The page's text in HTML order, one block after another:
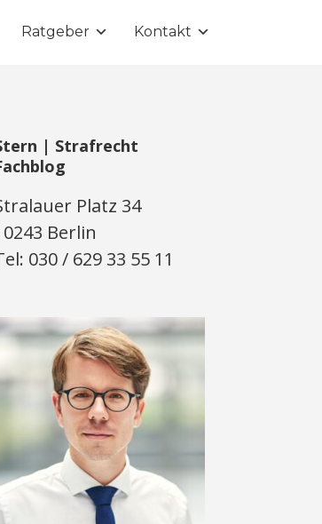
Ratgeber Kontakt
| Strafrecht
Platz 34
Berlin
030 / 629 33 55 11